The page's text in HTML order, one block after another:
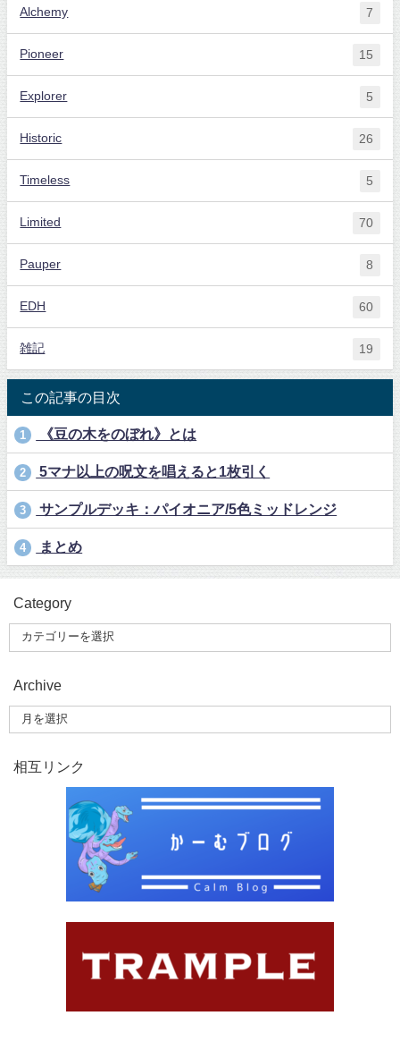
Alchemy 7
Pioneer 15
Explorer 5
Historic 26
Timeless 5
Limited 70
Pauper 8
EDH 60
雑記 19
この記事の目次
1 《豆の木をのぼれ》とは
2 5マナ以上の呪文を唱えると1枚引く
3 サンプルデッキ：パイオニア/5色ミッドレンジ
4 まとめ
Category
Archive
相互リンク